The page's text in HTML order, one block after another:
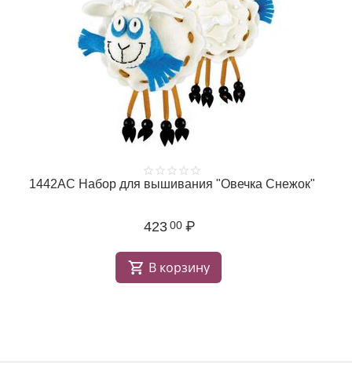
1442АС Набор для вышивания "Овечка Снежок"
423 00 ₽
В корзину